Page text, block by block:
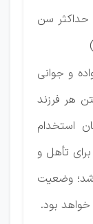
و حداکثر سن
و جوانی
هر فرزند
استخدام
تأهل و
(5) سال میباشد؛ وضعیت
خواهد بود.